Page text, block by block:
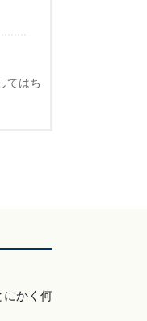
てはち
にかく何